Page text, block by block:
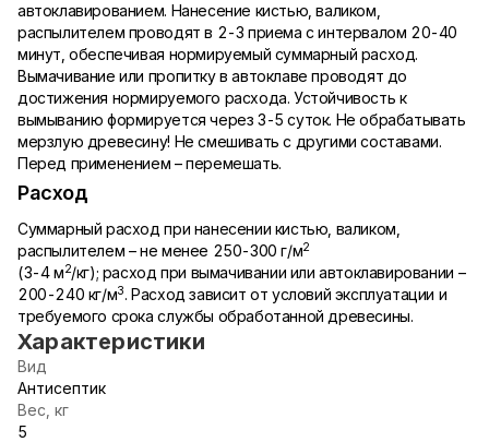
автоклавированием. Нанесение кистью, валиком,
распылителем проводят в 2-3 приема с интервалом 20-40
минут, обеспечивая нормируемый суммарный расход.
Вымачивание или пропитку в автоклаве проводят до
достижения нормируемого расхода. Устойчивость к
вымыванию формируется через 3-5 суток. Не обрабатывать
мерзлую древесину! Не смешивать с другими составами.
Перед применением – перемешать.
Расход
Суммарный расход при нанесении кистью, валиком,
распылителем – не менее 250-300 г/м2
(3-4 м2/кг); расход при вымачивании или автоклавировании –
200-240 кг/м3. Расход зависит от условий эксплуатации и
требуемого срока службы обработанной древесины.
Характеристики
Вид
Антисептик
Вес, кг
5